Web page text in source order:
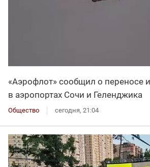
«Аэрофлот» сообщил о переносе
в аэропортах Сочи и Геленджика
Общество сегодня, 21:04